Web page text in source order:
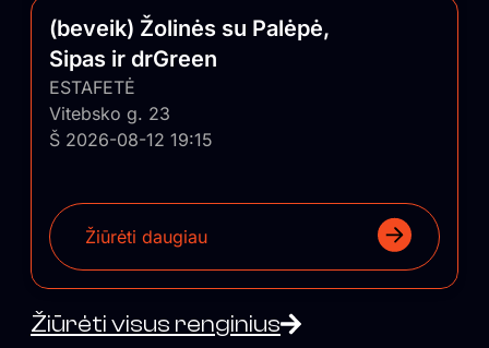
(beveik) Žolinės su Palėpė,
Sipas ir drGreen
ESTAFETĖ
Vitebsko g. 23
Š 2026-08-12 19:15
Žiūrėti daugiau
Žiūrėti visus renginius